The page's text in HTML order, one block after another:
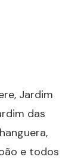
Jardim
das
e todos